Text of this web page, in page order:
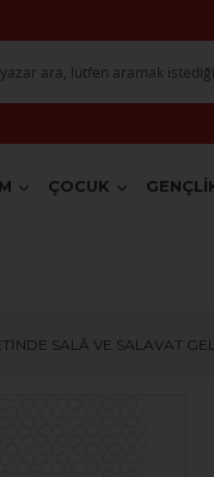
ÇOCUK
SALÂ VE SALAVAT